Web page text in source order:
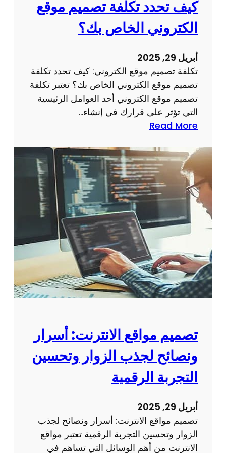
م
ق
ر
ج
م
و
ا
ق
ع
ذ
ا
ت
خ
ب
ر
كيف تحدد تكلفة تصميم موقع
الكتروني الخاص بك؟
أبريل 29, 2025
تكلفة تصميم موقع الكتروني: كيف تحدد تكلفة
تصميم موقع الكتروني الخاص بك؟ تعتبر تكلفة
تصميم موقع الكتروني أحد العوامل الرئيسية
التي تؤثر على قرارك في إنشاء…
Read More
ك
ل
ف
ة
ص
ي
م
م
و
ل
ك
ت
ر
ن
ي
:
تصميم مواقع الانترنت: أسرار
ونصائح لجذب الزوار وتحسين
التجربة الرقمية
أبريل 29, 2025
تصميم مواقع الانترنت: أسرار ونصائح لجذب
الزوار وتحسين التجربة الرقمية تعتبر مواقع
الانترنت من أهم الوسائل التي تساهم في